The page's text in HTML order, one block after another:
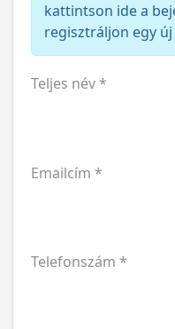
kattintson ide a
regisztráljon egy
Teljes név*
Emailcím *
Telefonszám *